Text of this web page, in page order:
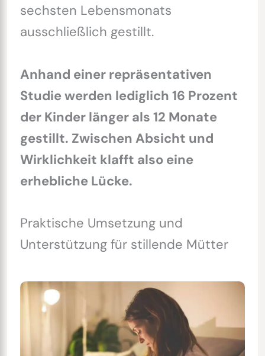
sechsten Lebensmonats
ausschließlich gestillt.
Anhand einer repräsentativen
Studie werden lediglich 16 Prozent
der Kinder länger als 12 Monate
gestillt. Zwischen Absicht und
Wirklichkeit klafft also eine
erhebliche Lücke.
Praktische Umsetzung und
Unterstützung für stillende Mütter